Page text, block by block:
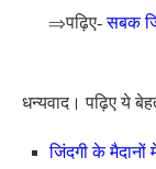
⇒पढ़िए-सबक
धन्यवाद। पढ़िए ये
जिंदगी के मैदानों